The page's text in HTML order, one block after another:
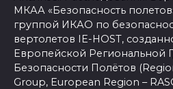
МКАА «Безопасность
группой ИКАО по
вертолетов IE-HOST,
Европейской Региональной
Безопасности Полётов
Group, European Region –